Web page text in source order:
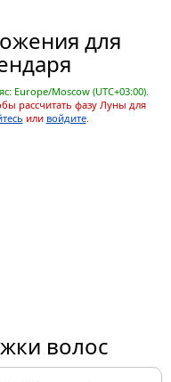
для
Europe/Moscow (UTC+03:00).
рассчитать фазу Луны для
или войдите.
волос